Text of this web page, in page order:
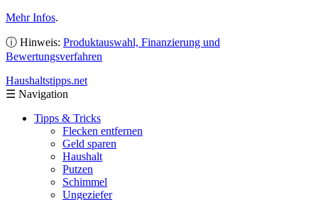
Mehr Infos.
ⓘ Hinweis: Produktauswahl, Finanzierung und
Bewertungsverfahren
Haushaltstipps.net
☰ Navigation
Tipps & Tricks
Flecken entfernen
Geld sparen
Haushalt
Putzen
Schimmel
Ungeziefer